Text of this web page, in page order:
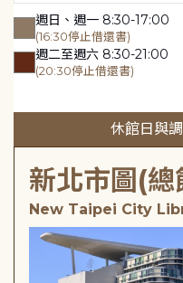
週日、週一 8:30-17:00
(16:30停止借還書)
週二至週六 8:30-21:00
(20:30停止借還書)
休館日與
新北市圖(總
New Taipei City